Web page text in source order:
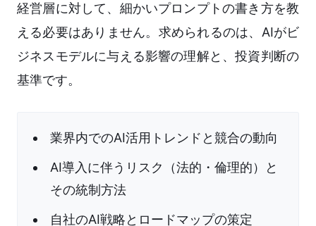
経営層に対して、細かいプロンプトの書き方を教
える必要はありません。求められるのは、AIがビ
ジネスモデルに与える影響の理解と、投資判断の
基準です。
業界内でのAI活用トレンドと競合の動向
AI導入に伴うリスク（法的・倫理的）と
その統制方法
自社のAI戦略とロードマップの策定